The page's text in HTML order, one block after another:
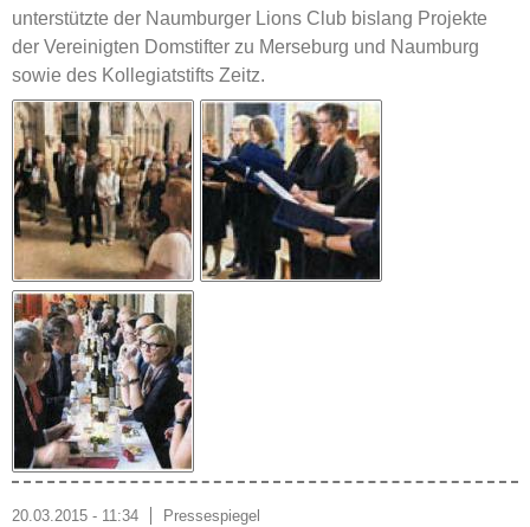
unterstützte der Naumburger Lions Club bislang Projekte
der Vereinigten Domstifter zu Merseburg und Naumburg
sowie des Kollegiatstifts Zeitz.
20.03.2015 - 11:34 Pressespiegel